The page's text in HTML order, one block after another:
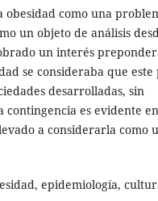
obesidad como una
un objeto de análisis
un interés
se consideraba que
desarrolladas, sin
contingencia es evidente
a considerarla como
epidemiología,